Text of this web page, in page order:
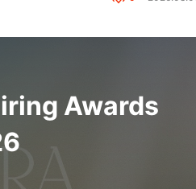
Awards